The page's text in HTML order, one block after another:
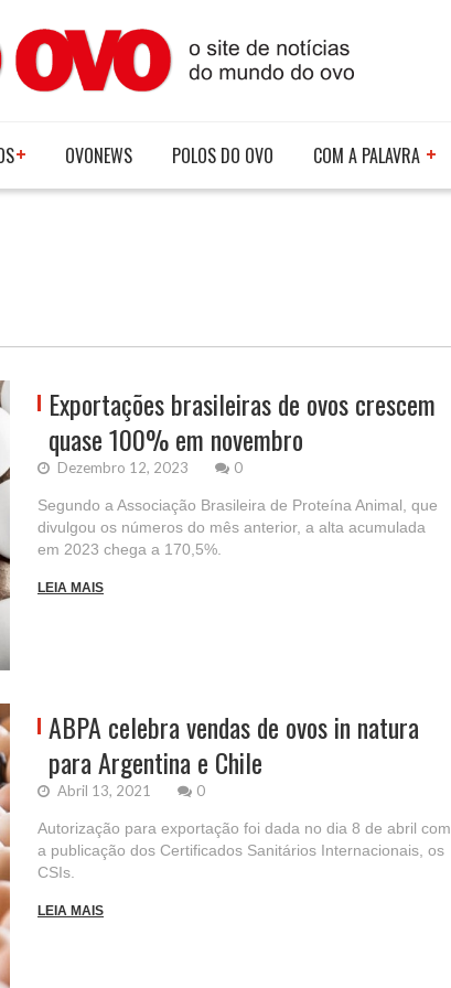
OVONEWS POLOS DO OVO COM A PALAVRA
Exportações brasileiras de ovos crescem
quase 100% em novembro
Dezembro 12, 2023 0
Segundo a Associação Brasileira de Proteína Animal, que
divulgou os números do mês anterior, a alta acumulada
em 2023 chega a 170,5%.
LEIA MAIS
ABPA celebra vendas de ovos in natura
para Argentina e Chile
Abril 13, 2021 0
Autorização para exportação foi dada no dia 8 de abril com
a publicação dos Certificados Sanitários Internacionais, os
CSIs.
LEIA MAIS